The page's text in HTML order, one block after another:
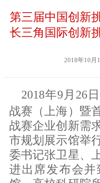
第三届中国创新
长三角国际创新
2018年10月
2018年9月26
战赛（上海）暨
战赛企业创新需
市规划展示馆举
委书记张卫星、
进出席发布会